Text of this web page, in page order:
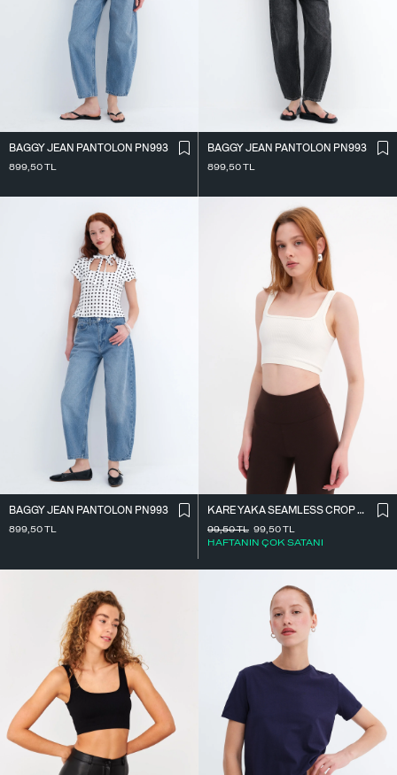
BAGGY JEAN PANTOLON PN993
899,50TL
BAGGY JEAN PANTOLON PN993
899,50TL
BAGGY JEAN PANTOLON PN993
899,50TL
KARE YAKA SEAMLESS CROP ATLET A0187-L5
99,50TL
HAFTANIN ÇOK SATANI
99,50TL